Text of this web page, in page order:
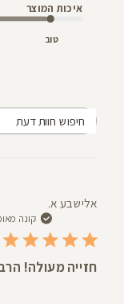
איכות המוצר
טוב
אלישבע א.
קונה
חזייה מעולה!